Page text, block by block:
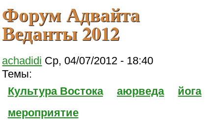
Форум Адвайта
Веданты 2012
achadidi Ср, 04/07/2012 - 18:40
Темы:
Культура Востока
аюрведа
йога
мероприятие